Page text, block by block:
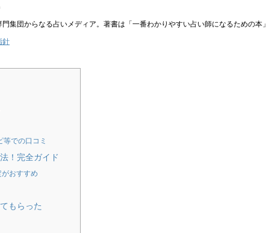
集団からなる占いメディア。著書は「一番わかりやすい占い師になるための本」
針
での口コミ
！完全ガイド
おすすめ
もらった